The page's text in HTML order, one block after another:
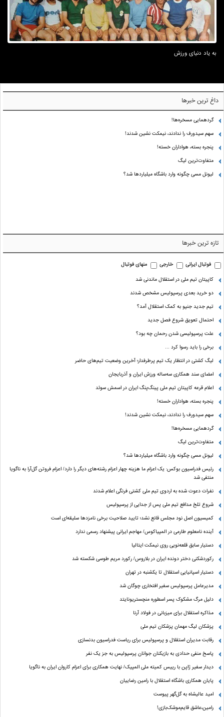
به یاد دنیای ورزش
داغ ترین خبرها
گردهمایی مسخره‌ها!
سهم سیدورف را ندادند، نیمکت نشین شدند!
پنجره بسته، هواداران خسته!
متفاوت‌ترین لیگ
لیونل مسی چگونه وارد باشگاه میلیاردها شد؟
تازه ترین خبرها
فوتبال ایرانی خارجی
منهای فوتبال
کاپیتان تیم ملی در استقلال ماندنی شد
دو خرید بعدی پرسپولیس مشخص شدند
تیم جدید جنپو به کمک استقلال آمد؟
احتمال تعویق شروع فصل جدید
علت پرسپولیسی شدن رحمان چه بود؟
برخی را باید رسوا کرد …
لیگ کشتی در انتظار یک تیم پرطرفدار؛ آخرین وضعیت تیم‌های حاضر
امضای سند همکاری سه‌ساله ورزش ایران و آذربایجان
اعلام قرعه کاپیتان تیم ملی پینگ‌پنگ ایران در اسمش سوئد
پنجره بسته، هواداران خسته!
سهم سیدورف را ندادند، نیمکت نشین شدند!
گردهمایی مسخره‌ها!
متفاوت‌ترین لیگ
لیونل مسی چگونه وارد باشگاه میلیاردها شد؟
رئیس فدراسیون بوکس: یک اعزام ما هزینه چهار اعزام رشته‌های دیگر را دارد/ اعزام فروتن گل‌آرا به ناگویا
منتفی شد
نفرات دعوت شده به اردوی تیم ملی کشتی فرنگی اعلام شدند
شروع تلخ مدافع تیم ملی پس از جدایی از پرسپولیس
کمیسیون اصل نود مجلس قانع نشد؛ تایید صلاحیت برخی نامزدها سلیقه‌ای است
آینده نامعلوم طارمی در المپیاکوس/ مهاجم ایرانی پیشنهاد رسمی ندارد
دستیار سابق قلعه‌نویی روی نیمکت ایتالیا
رکوردشکنی دختر دونده ایران در بلاروس/ رکورد مریم طوسی شکسته شد
دستیار اسپانیایی استقلال تا یکشنبه در تهران
مدیرعامل پرسپولیس سفیر افتخاری چوگان شد
دلیل مرگ مشکوک پسر اسطوره منچستریونایتد
مذاکره استقلال برای میزبانی در فولاد آرنا
پزشکان لیگ مهمان پزشکان تیم ملی
رقابت مدیران استقلال و پرسپولیس برای ریاست فدراسیون بدنسازی
پاسخ منفی حدادی به بازیکنان جوانان پرسپولیس به جز یک نفر
دیدار سفیر ژاپن با رییس کمیته ملی المپیک/ نهایت همکاری برای اعزام کاروان ایران به ناگویا
پایان همکاری باشگاه استقلال با رامین رضاییان
امید عالیشاه به گل‌گهر پیوست
رامین،عاشق قایم‌موشک‌بازی!